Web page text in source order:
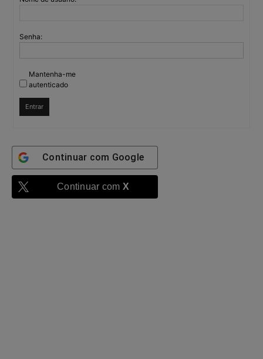
Senha:
Mantenha-me
autenticado
Entrar
Continuar com Google
Continuar com X